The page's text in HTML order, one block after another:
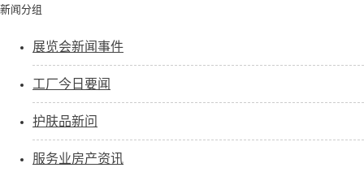
新闻分组
展览会新闻事件
工厂今日要闻
护肤品新问
服务业房产资讯